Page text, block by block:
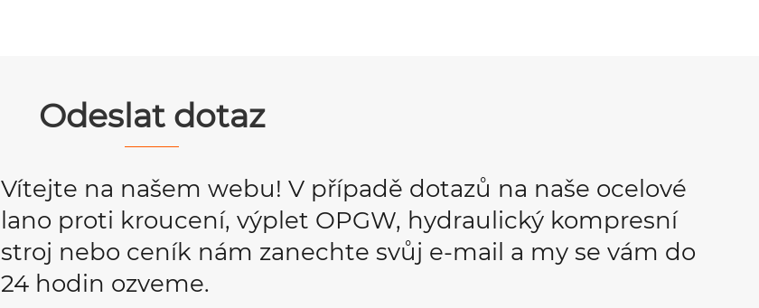
Odeslat dotaz
Vítejte na našem webu! V případě dotazů na naše ocelové
lano proti kroucení, výplet OPGW, hydraulický kompresní
stroj nebo ceník nám zanechte svůj e-mail a my se vám do
24 hodin ozveme.